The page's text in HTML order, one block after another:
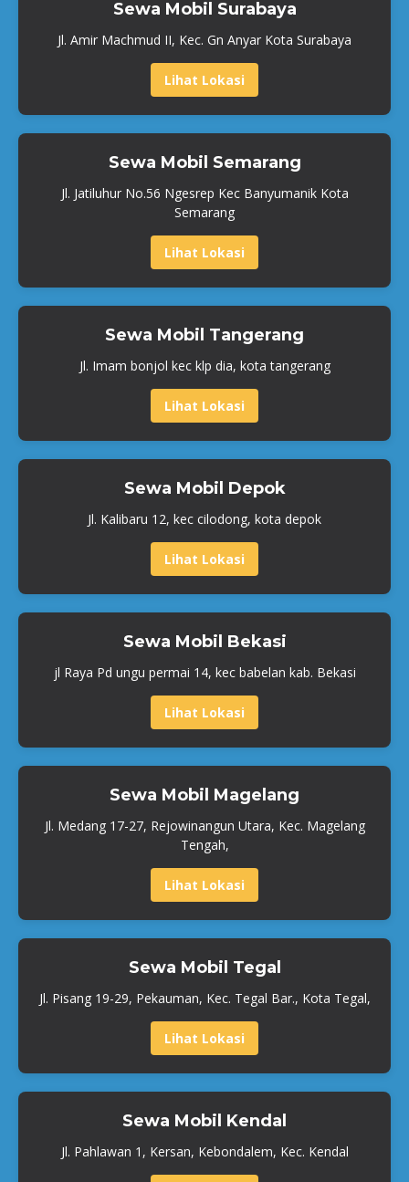
Sewa Mobil Surabaya
Jl. Amir Machmud II, Kec. Gn Anyar Kota Surabaya
Lihat Lokasi
Sewa Mobil Semarang
Jl. Jatiluhur No.56 Ngesrep Kec Banyumanik Kota
Semarang
Lihat Lokasi
Sewa Mobil Tangerang
Jl. Imam bonjol kec klp dia, kota tangerang
Lihat Lokasi
Sewa Mobil Depok
Jl. Kalibaru 12, kec cilodong, kota depok
Lihat Lokasi
Sewa Mobil Bekasi
jl Raya Pd ungu permai 14, kec babelan kab. Bekasi
Lihat Lokasi
Sewa Mobil Magelang
Jl. Medang 17-27, Rejowinangun Utara, Kec. Magelang
Tengah,
Lihat Lokasi
Sewa Mobil Tegal
Jl. Pisang 19-29, Pekauman, Kec. Tegal Bar., Kota Tegal,
Lihat Lokasi
Sewa Mobil Kendal
Jl. Pahlawan 1, Kersan, Kebondalem, Kec. Kendal